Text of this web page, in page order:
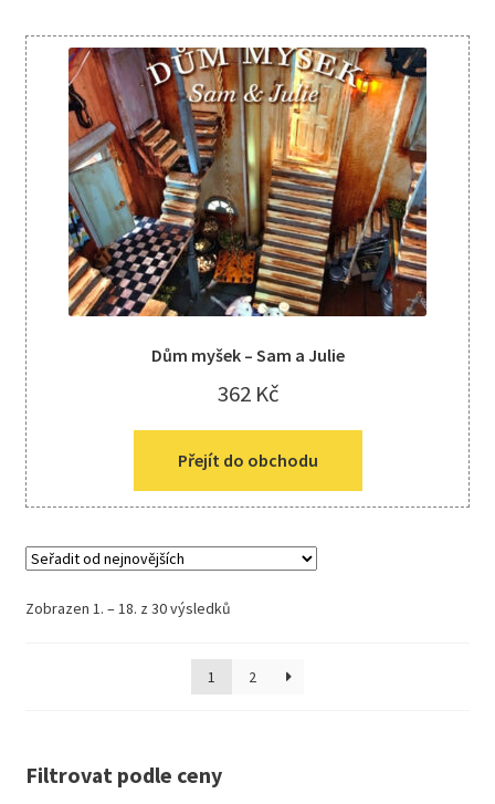
Dům myšek – Sam a Julie
362 Kč
Přejít do obchodu
Zobrazen 1. – 18. z 30 výsledků
1 2
Filtrovat podle ceny